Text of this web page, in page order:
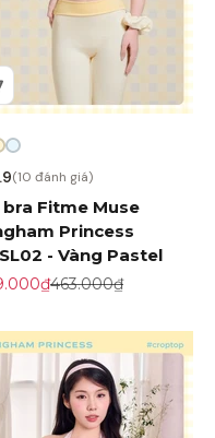
(10 đánh giá)
bra Fitme Muse
Princess
- Vàng Pastel
khuyến mãi
Giá gốc
463.000₫